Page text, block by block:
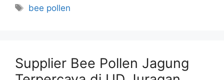
Tag
bee pollen
Supplier Bee Pollen Jagung